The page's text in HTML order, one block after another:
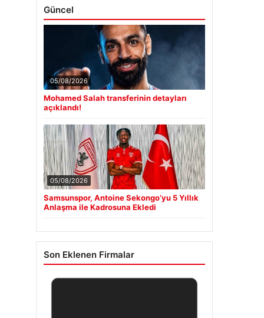
Güncel
05/08/2026
Mohamed Salah transferinin detayları
açıklandı!
05/08/2026
Samsunspor, Antoine Sekongo’yu 5 Yıllık
Anlaşma ile Kadrosuna Ekledi
Son Eklenen Firmalar